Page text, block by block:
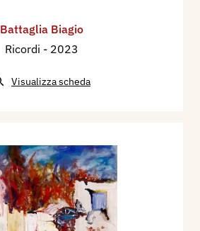
Battaglia Biagio
Ricordi - 2023
Visualizza scheda